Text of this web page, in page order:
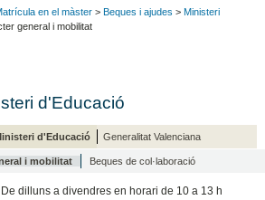
en el màster > Beques i ajudes > Ministeri
general i mobilitat
d'Educació
d'Educació Generalitat Valenciana
i mobilitat Beques de col·laboració
dilluns a divendres en horari de 10 a 13 h